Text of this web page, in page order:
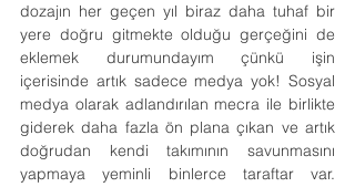
dozajın her geçen yıl biraz daha tuhaf bir
yere doğru gitmekte olduğu gerçeğini de
eklemek durumundayım çünkü işin
içerisinde artık sadece medya yok! Sosyal
medya olarak adlandırılan mecra ile birlikte
giderek daha fazla ön plana çıkan ve artık
doğrudan kendi takımının savunmasını
yapmaya yeminli binlerce taraftar var.